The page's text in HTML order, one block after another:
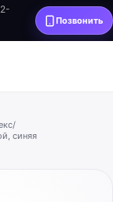
Позвонить
/
синяя